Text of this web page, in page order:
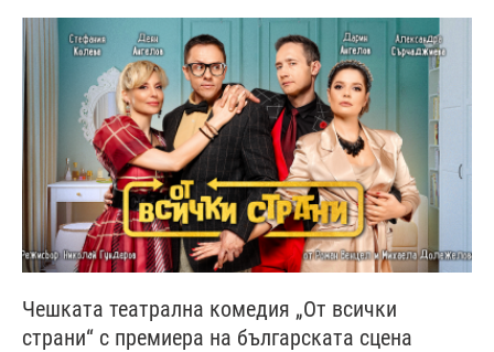
Чешката театрална комедия „От всички
страни“ с премиера на българската сцена